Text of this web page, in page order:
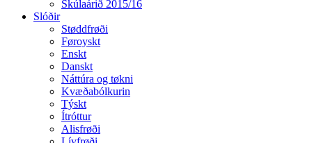
Skúlaárið 2015/16
Slóðir
Støddfrøði
Føroyskt
Enskt
Danskt
Náttúra og tøkni
Kvæðabólkurin
Týskt
Ítróttur
Alisfrøði